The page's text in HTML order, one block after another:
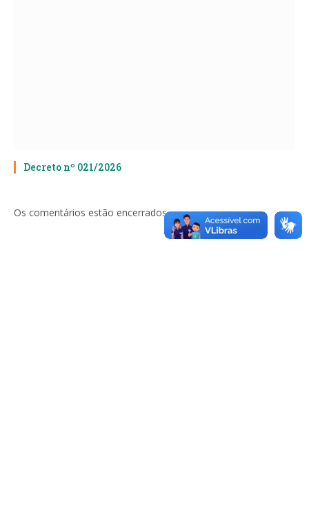
Decreto nº 021/2026
Os comentários estão encerrados.